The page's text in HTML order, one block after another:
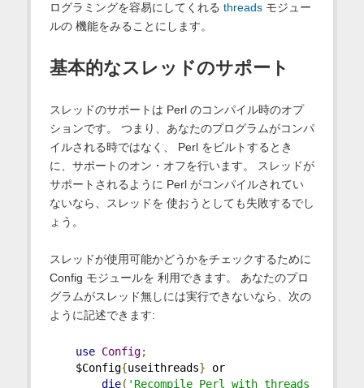
ログラミングを容易にしてくれる threadsモジュー
ルの 機能をみることにします。
基本的なスレッドのサポート
スレッドのサポートは Perl のコンパイル時のオプ
ションです。 つまり、あなたのプログラムがコンパ
イルされる時ではなく、 Perl をビルトするとき
に、サポートのオン・オフを行います。 スレッドが
サポートされるように Perl がコンパイルされてい
ないなら、スレッドを 使おうとしても失敗するでし
ょう。
スレッドが使用可能かどうかをチェックするために
Config モジュールを 利用できます。 あなたのプロ
グラムがスレッド無しには実行できないなら、次の
ように記述できます:
use Config;
$Config{useithreads} or
die( 'Recompile Perl with threads